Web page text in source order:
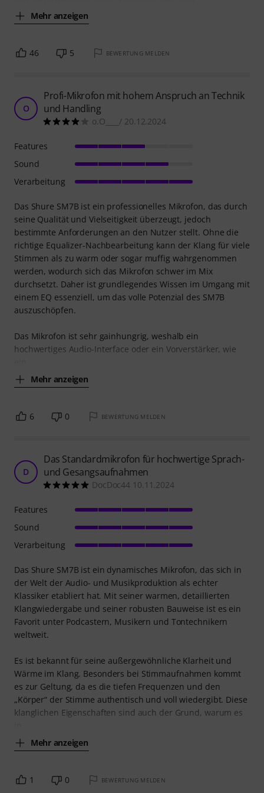
Mehr anzeigen
46 5 BEWERTUNG MELDEN
O
Profi-Mikrofon mit hohem Anspruch an Technik
und Handling
o.O____/ 20.12.2024
Das Shure SM7B ist ein professionelles Mikrofon, das durch
seine Qualität und Vielseitigkeit überzeugt, jedoch
bestimmte Anforderungen an den Nutzer stellt. Ohne die
richtige Equalizer-Nachbearbeitung kann der Klang für viele
Stimmen als zu warm oder sogar muffig wahrgenommen
werden, wodurch sich das Mikrofon schwer im Mix
durchsetzt. Daher ist grundlegendes Wissen im Umgang mit
einem EQ essenziell, um das volle Potenzial des SM7B
auszuschöpfen.
Das Mikrofon ist sehr gainhungrig, weshalb ein
hochwertiges Audio-Interface oder ein Vorverstärker, wie
Mehr anzeigen
Features
Sound
Verarbeitung
6 0 BEWERTUNG MELDEN
D
Das Standardmikrofon für hochwertige Sprach-
und Gesangsaufnahmen
DocDoc44 10.11.2024
Das Shure SM7B ist ein dynamisches Mikrofon, das sich in
der Welt der Audio- und Musikproduktion als echter
Klassiker etabliert hat. Mit seiner warmen, detaillierten
Klangwiedergabe und seiner robusten Bauweise ist es ein
Favorit unter Podcastern, Musikern und Tontechnikern
weltweit.
Es ist bekannt für seine außergewöhnliche Klarheit und
Wärme im Klang. Besonders bei Stimmaufnahmen kommt
es zur Geltung, da es die tiefen Frequenzen und den
„Körper“ der Stimme authentisch und voll wiedergibt. Diese
klanglichen Eigenschaften sind auch der Grund, warum es
Mehr anzeigen
Features
Sound
Verarbeitung
1 0 BEWERTUNG MELDEN